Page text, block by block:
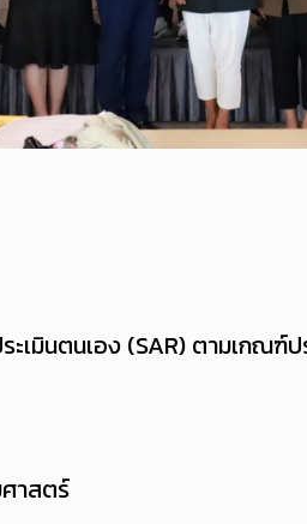
ะเมินตนเอง (SAR) ตามเก
าสตร์